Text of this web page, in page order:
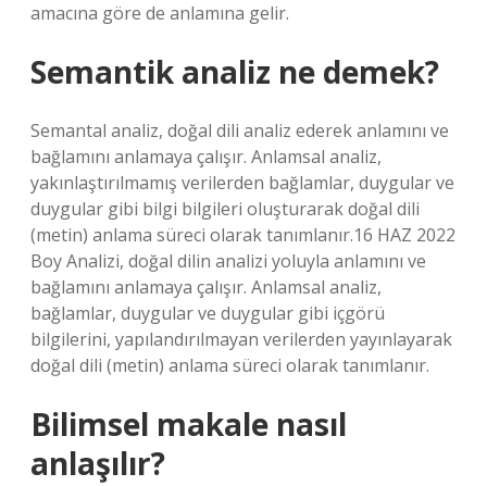
amacına göre de anlamına gelir.
Semantik analiz ne demek?
Semantal analiz, doğal dili analiz ederek anlamını ve
bağlamını anlamaya çalışır. Anlamsal analiz,
yakınlaştırılmamış verilerden bağlamlar, duygular ve
duygular gibi bilgi bilgileri oluşturarak doğal dili
(metin) anlama süreci olarak tanımlanır.16 HAZ 2022
Boy Analizi, doğal dilin analizi yoluyla anlamını ve
bağlamını anlamaya çalışır. Anlamsal analiz,
bağlamlar, duygular ve duygular gibi içgörü
bilgilerini, yapılandırılmayan verilerden yayınlayarak
doğal dili (metin) anlama süreci olarak tanımlanır.
Bilimsel makale nasıl
anlaşılır?